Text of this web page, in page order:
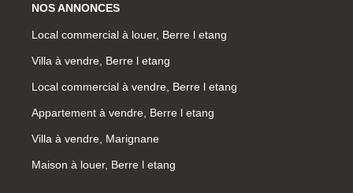
NOS ANNONCES
Local commercial à louer, Berre l etang
Villa à vendre, Berre l etang
Local commercial à vendre, Berre l etang
Appartement à vendre, Berre l etang
Villa à vendre, Marignane
Maison à louer, Berre l etang